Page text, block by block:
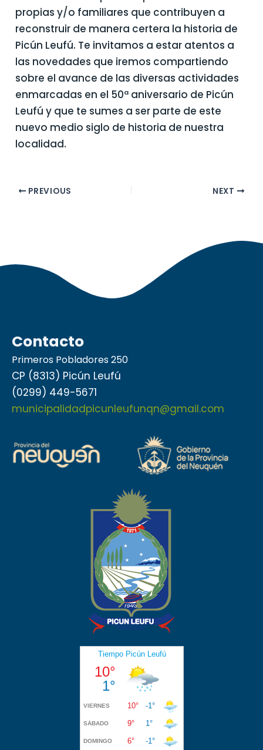
propias y/o familiares que contribuyen a
reconstruir de manera certera la historia de
Picún Leufú. Te invitamos a estar atentos a
las novedades que iremos compartiendo
sobre el avance de las diversas actividades
enmarcadas en el 50ª aniversario de Picún
Leufú y que te sumes a ser parte de este
nuevo medio siglo de historia de nuestra
localidad.
PREVIOUS NEXT
Contacto
Primeros Pobladores 250
CP (8313) Picún Leufú
(0299) 449-5671
municipalidadpicunleufunqn@gmail.com